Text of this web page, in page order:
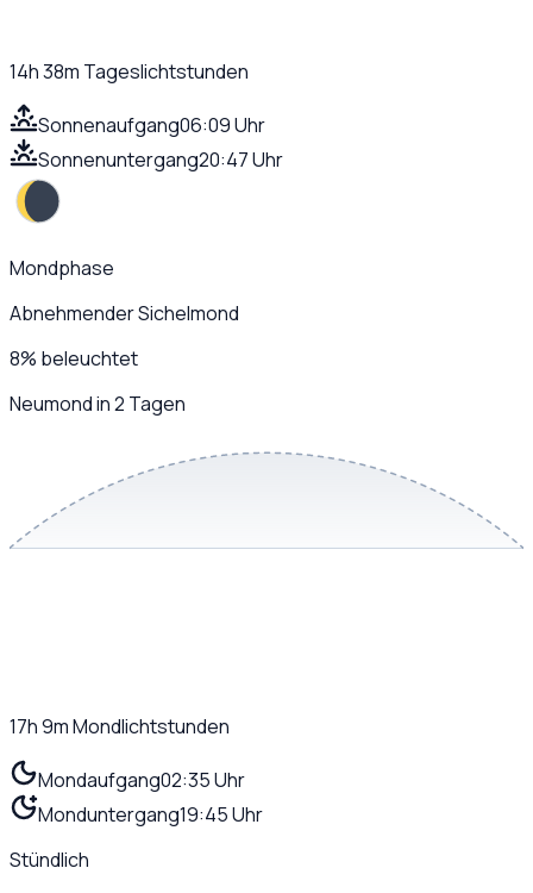
14h 38m Tageslichtstunden
Sonnenaufgang06:09 Uhr
Sonnenuntergang20:47 Uhr
Mondphase
Abnehmender Sichelmond
8% beleuchtet
Neumond in 2 Tagen
17h 9mMondlichtstunden
Mondaufgang02:35 Uhr
Monduntergang19:45 Uhr
Stündlich